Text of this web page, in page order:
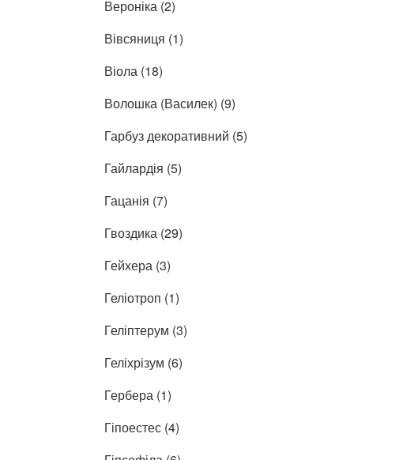
Вероніка (2)
Вівсяниця (1)
Віола (18)
Волошка (Василек) (9)
Гарбуз декоративний (5)
Гайлардія (5)
Гацанія (7)
Гвоздика (29)
Гейхера (3)
Геліотроп (1)
Геліптерум (3)
Геліхрізум (6)
Гербера (1)
Гіпоестес (4)